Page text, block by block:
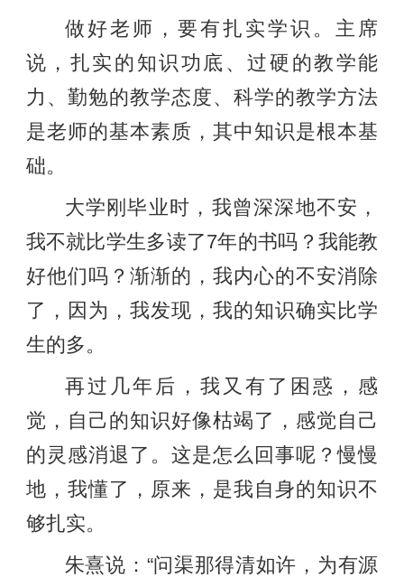
做好老师，要有扎实学识。主席
说，扎实的知识功底、过硬的教学能
力、勤勉的教学态度、科学的教学方法
是老师的基本素质，其中知识是根本基
础。
大学刚毕业时，我曾深深地不安，
我不就比学生多读了7年的书吗？我能教
好他们吗？渐渐的，我内心的不安消除
了，因为，我发现，我的知识确实比学
生的多。
再过几年后，我又有了困惑，感
觉，自己的知识好像枯竭了，感觉自己
的灵感消退了。这是怎么回事呢？慢慢
地，我懂了，原来，是我自身的知识不
够扎实。
朱熹说：“问渠那得清如许，为有源